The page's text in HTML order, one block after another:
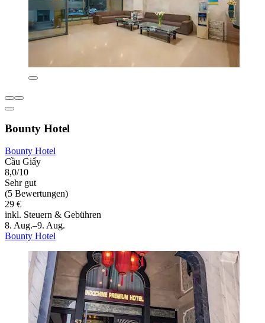
Bounty Hotel
Bounty Hotel
Cầu Giấy
8,0/10
Sehr gut
(5 Bewertungen)
29 €
inkl. Steuern & Gebühren
8. Aug.–9. Aug.
Bounty Hotel